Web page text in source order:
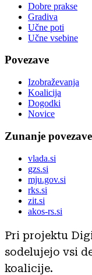
Dobre prakse
Gradiva
Učne poti
Učne vsebine
Povezave
Izobraževanja
Koalicija
Dogodki
Novice
Zunanje povezave
vlada.si
gzs.si
mju.gov.si
rks.si
zit.si
akos-rs.si
Pri projektu
sodelujejo vsi
koalicije.